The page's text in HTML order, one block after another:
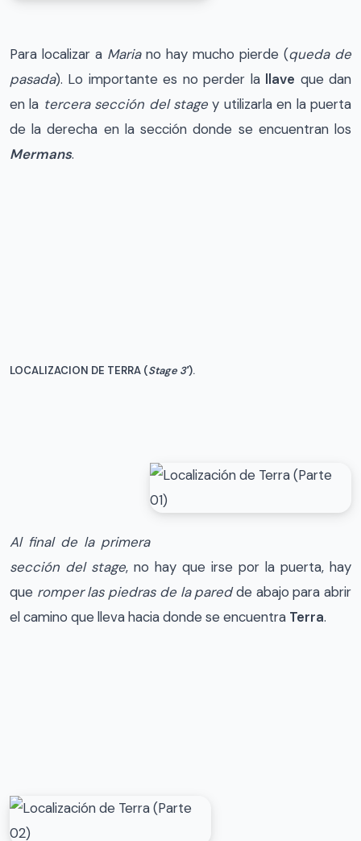
Para localizar a Mariano hay mucho pierde (queda de
pasada). Lo importante es no perder la llave que dan
en la tercera sección del stage y utilizarla en la puerta
de la derecha en la sección donde se encuentran los
Mermans.
LOCALIZACION DE TERRA (Stage 3′).
Al final de la primera
sección del stage, no hay que irse por la puerta, hay
que romper las piedras de la paredde abajo para abrir
el camino que lleva hacia donde se encuentra Terra.